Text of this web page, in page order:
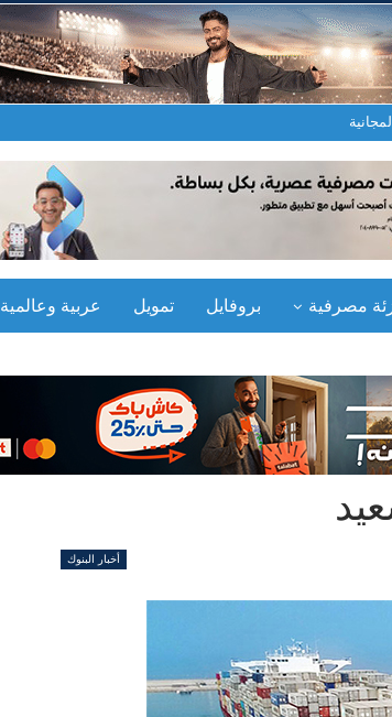
مصرفية بروفايل تمويل عربية وعالمية
أخبار البنوك